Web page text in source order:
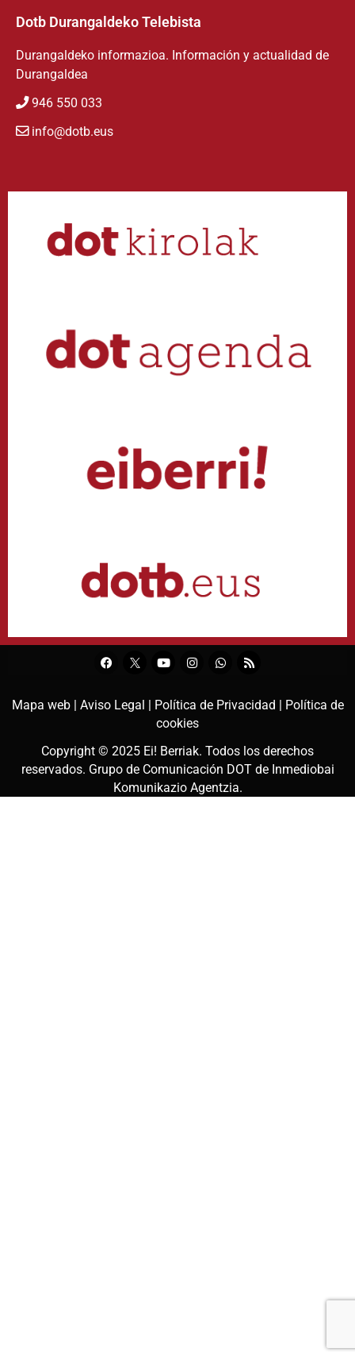
Dotb Durangaldeko Telebista
Durangaldeko informazioa. Información y actualidad de
Durangaldea
946 550 033
info@dotb.eus
Mapa web | Aviso Legal | Política de Privacidad | Política de
cookies
Copyright © 2025 Ei! Berriak. Todos los derechos
reservados. Grupo de Comunicación DOT de Inmediobai
Komunikazio Agentzia.